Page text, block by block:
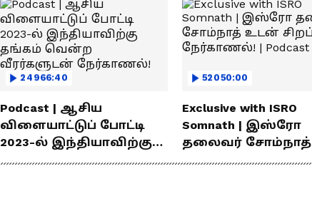
24966:40
Podcast | ஆசிய
விளையாட்டுப் போட்டி
2023-ல் இந்தியாவிற்கு
தங்கம் வென்ற
52050:00
Exclusive with ISRO
Somnath | இஸ்ரோ
தலைவர் சோம்நாத்
உடன் சிறப்பு